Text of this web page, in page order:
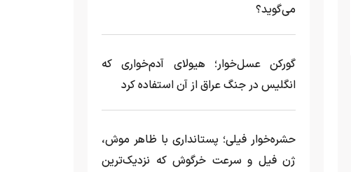
می‌گوید؟
گورکن عسل‌خوار؛ هیولای آدم‌خواری که
انگلیس در جنگ عراق از آن استفاده کرد
حشره‌خوار فیلی؛ پستانداری با ظاهر موش،
ژن فیل و سرعت خرگوش که نزدیک‌ترین